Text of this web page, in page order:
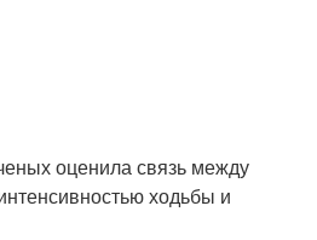
оценила связь между
ходьбы и